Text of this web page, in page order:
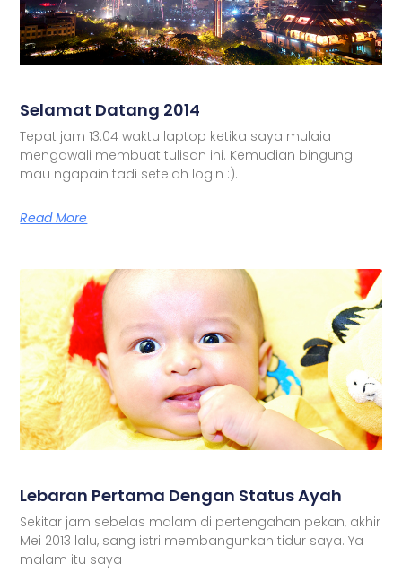
Selamat Datang 2014
Tepat jam 13:04 waktu laptop ketika saya mulaia
mengawali membuat tulisan ini. Kemudian bingung
mau ngapain tadi setelah login :).
Read More
Lebaran Pertama Dengan Status Ayah
Sekitar jam sebelas malam di pertengahan pekan, akhir
Mei 2013 lalu, sang istri membangunkan tidur saya. Ya
malam itu saya